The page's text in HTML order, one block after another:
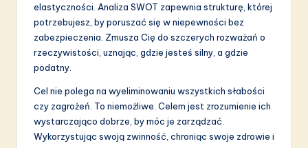
elastyczności. Analiza SWOT zapewnia strukturę, której
potrzebujesz, by poruszać się w niepewności bez
zabezpieczenia. Zmusza Cię do szczerych rozważań o
rzeczywistości, uznając, gdzie jesteś silny, a gdzie
podatny.
Cel nie polega na wyeliminowaniu wszystkich słabości
czy zagrożeń. To niemożliwe. Celem jest zrozumienie ich
wystarczająco dobrze, by móc je zarządzać.
Wykorzystując swoją zwinność, chroniąc swoje zdrowie i